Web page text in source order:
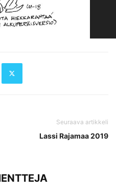
Seuraava artikkeli
Lassi Rajamaa 2019